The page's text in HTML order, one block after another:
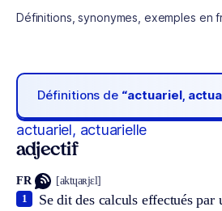
Définitions, synonymes, exemples en
Définitions de “actuariel,
actuariel, actuarielle
adjectif
FR [aktɥaʀjɛl]
Se dit des calculs effectués par
1